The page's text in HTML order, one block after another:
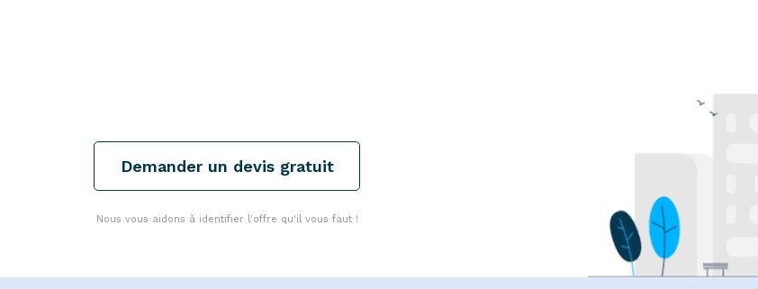
Nous vous aidons à identifier l'offre qu'il vous faut !
Demander un devis gratuit